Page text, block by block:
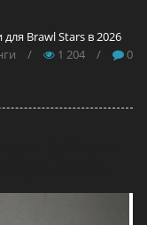
Brawl Stars в 2026
/ 1 204 / 0